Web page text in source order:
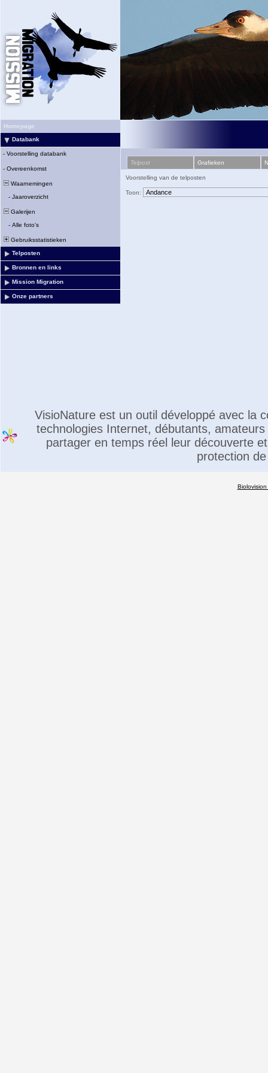
Homepage
Databank
- Voorstelling databank
- Overeenkomst
Waarnemingen
- Jaaroverzicht
Galerijen
- Alle foto's
Gebruiksstatistieken
Telposten
Bronnen en links
Mission Migration
Onze partners
Telpost Grafieken
Voorstelling van de telposten
Toon:
VisioNature est un outil développé avec la
technologies Internet, débutants,
partager en temps réel leur découverte
protection
Biolovision